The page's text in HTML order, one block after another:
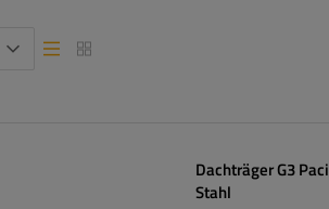
Listenansicht
Listenansicht
Dachträger G3
Stahl